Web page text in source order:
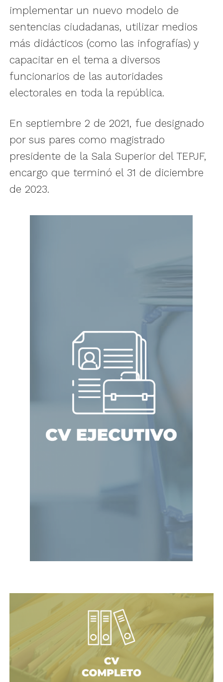
implementar un nuevo modelo de
sentencias ciudadanas, utilizar medios
más didácticos (como las infografías) y
capacitar en el tema a diversos
funcionarios de las autoridades
electorales en toda la república.
En septiembre 2 de 2021, fue designado
por sus pares como magistrado
presidente de la Sala Superior del TEPJF,
encargo que terminó el 31 de diciembre
de 2023.